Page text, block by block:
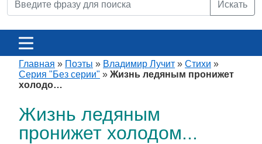
Искать
Главная » Поэты » Владимир Лучит » Стихи »
Серия "Без серии" » Жизнь ледяным пронижет
холодо…
Жизнь ледяным
пронижет холодом...